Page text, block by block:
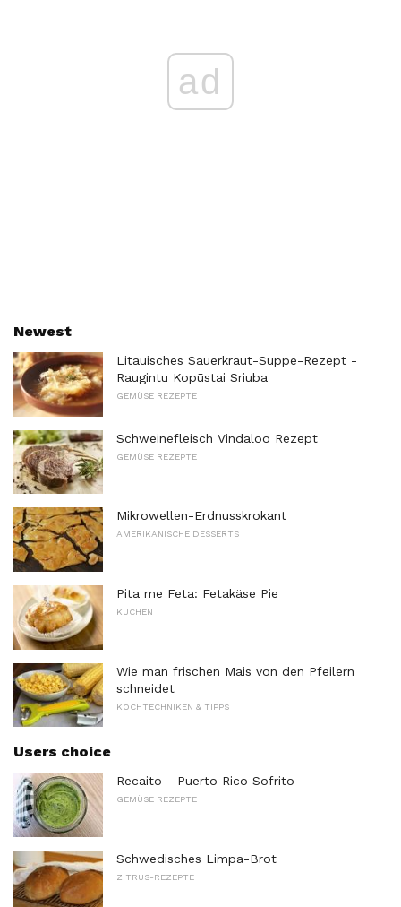
ad
Newest
Litauisches Sauerkraut-Suppe-Rezept -
Raugintu Kopūstai Sriuba
GEMÜSE REZEPTE
Schweinefleisch Vindaloo Rezept
GEMÜSE REZEPTE
Mikrowellen-Erdnusskrokant
AMERIKANISCHE DESSERTS
Pita me Feta: Fetakäse Pie
KUCHEN
Wie man frischen Mais von den Pfeilern
schneidet
KOCHTECHNIKEN & TIPPS
Users choice
Recaito - Puerto Rico Sofrito
GEMÜSE REZEPTE
Schwedisches Limpa-Brot
ZITRUS-REZEPTE